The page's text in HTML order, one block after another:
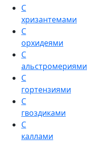
С
хризантемами
С
орхидеями
С
альстромериями
С
гортензиями
С
гвоздиками
С
каллами